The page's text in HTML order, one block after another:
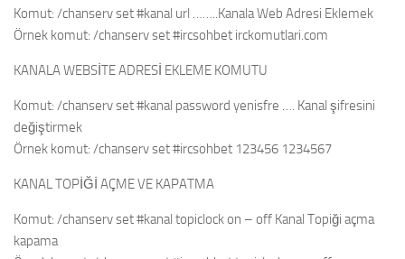
Komut: /chanserv set #kanal url ……..Kanala Web Adresi Eklemek
Örnek komut: /chanserv set #ircsohbet irckomutlari.com
KANALA WEBSİTE ADRESİ EKLEME KOMUTU
Komut: /chanserv set #kanal password yenisfre …. Kanal şifresini
değiştirmek
Örnek komut: /chanserv set #ircsohbet 123456 1234567
KANAL TOPİĞİ AÇME VE KAPATMA
Komut: /chanserv set #kanal topiclock on – off Kanal Topiği açma
kapama